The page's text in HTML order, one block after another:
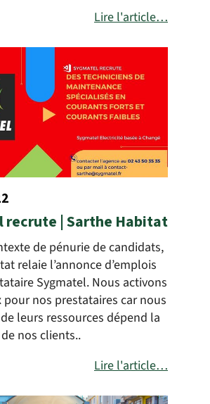
Lire l'article…
recrute | Sarthe Habitat
de pénurie de candidats,
relaie l’annonce d’emplois
Sygmatel. Nous activons
pour nos prestataires car nous
leurs ressources dépend la
nos clients..
Lire l'article…